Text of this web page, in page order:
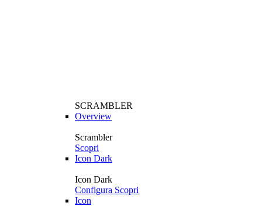
SCRAMBLER
Overview
Scrambler
Scopri
Icon Dark
Icon Dark
Configura Scopri
Icon